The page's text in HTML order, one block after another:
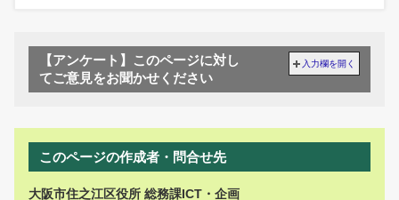
【アンケート】このページに対し
てご意見をお聞かせください
入力欄を開く
このページの作成者・問合せ先
大阪市住之江区役所 総務課ICT・企画